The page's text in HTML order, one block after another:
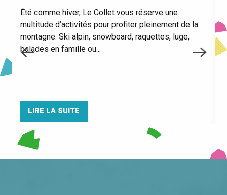
Azimuts Aventures des Cimes - Parcours Acrobatique en
Été comme hiver, Le Collet vous réserve une
multitude d’activités pour profiter pleinement de la
montagne. Ski alpin, snowboard, raquettes, luge,
balades en famille ou...
LIRE LA SUITE